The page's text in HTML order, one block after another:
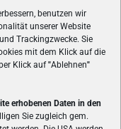
benutzen wir
unserer Website
Trackingzwecke. Sie
mit dem Klick auf die
Klick auf"Ablehnen"
erhobenen Daten in den
Sie zugleich gem.